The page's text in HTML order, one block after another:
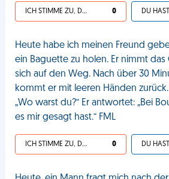
ICH STIMME ZU, DEIN LEBEN IST SCHEISSE 0
Heute habe ich meinen Freund
ein Baguette zu holen. Er nimmt
sich auf den Weg. Nach über 30
kommt er mit leeren Händen
„Wo warst du?“ Er antwortet: „Bei
es mir gesagt hast.“ FML
ICH STIMME ZU, DEIN LEBEN IST SCHEISSE 0